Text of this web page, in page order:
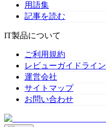
用語集
記事を読む
IT製品について
ご利用規約
レビューガイドライン
運営会社
サイトマップ
お問い合わせ